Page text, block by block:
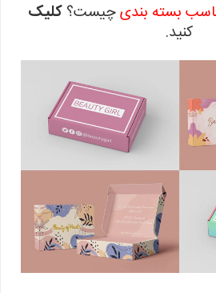
بسته بندیچیست؟کلیک
کنید.